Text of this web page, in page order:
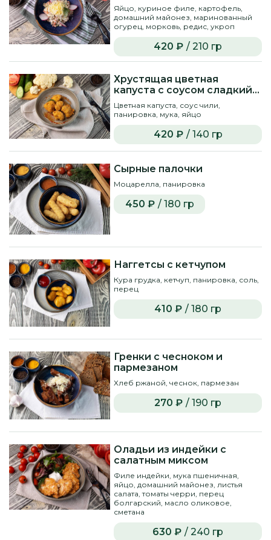
Яйцо, куриное филе, картофель,
домашний майонез, маринованный
огурец, морковь, редис, укроп
420 ₽ / 210 гр
Хрустящая цветная
капуста с соусом сладкий
чили
Цветная капуста, соус чили,
панировка, мука, яйцо
420 ₽ / 140 гр
Сырные палочки
Моцарелла, панировка
450 ₽ / 180 гр
Наггетсы с кетчупом
Кура грудка, кетчуп, панировка, соль,
перец
410 ₽ / 180 гр
Гренки с чесноком и
пармезаном
Хлеб ржаной, чеснок, пармезан
270 ₽ / 190 гр
Оладьи из индейки с
салатным миксом
Филе индейки, мука пшеничная,
яйцо, домашний майонез, листья
салата, томаты черри, перец
болгарский, масло оликовое,
сметана
630 ₽ / 240 гр